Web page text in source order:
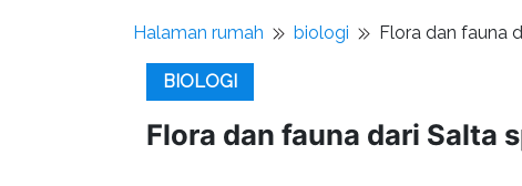
Halaman rumah biologi Flora dan fauna
BIOLOGI
Flora dan fauna dari Salta